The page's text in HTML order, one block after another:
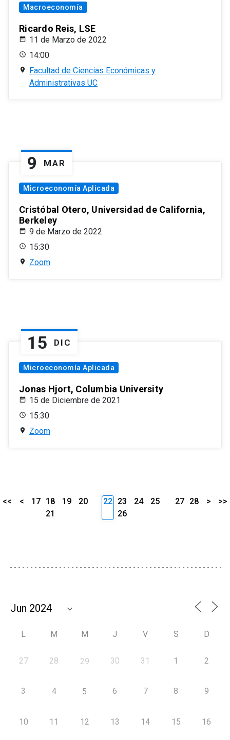
Macroeconomía
Ricardo Reis, LSE
11 de Marzo de 2022
14:00
Facultad de Ciencias Económicas y
Administrativas UC
9 MAR
Microeconomía Aplicada
Cristóbal Otero, Universidad de California,
Berkeley
9 de Marzo de 2022
15:30
Zoom
15 DIC
Microeconomía Aplicada
Jonas Hjort, Columbia University
15 de Diciembre de 2021
15:30
Zoom
<< < 17 18 19
20
21
22 23 24
25
26
27 28 > >>
L M M J V S D
27 28 29 30 31 1 2
3 4 5 6 7 8 9
10 11 12 13 14 15 16